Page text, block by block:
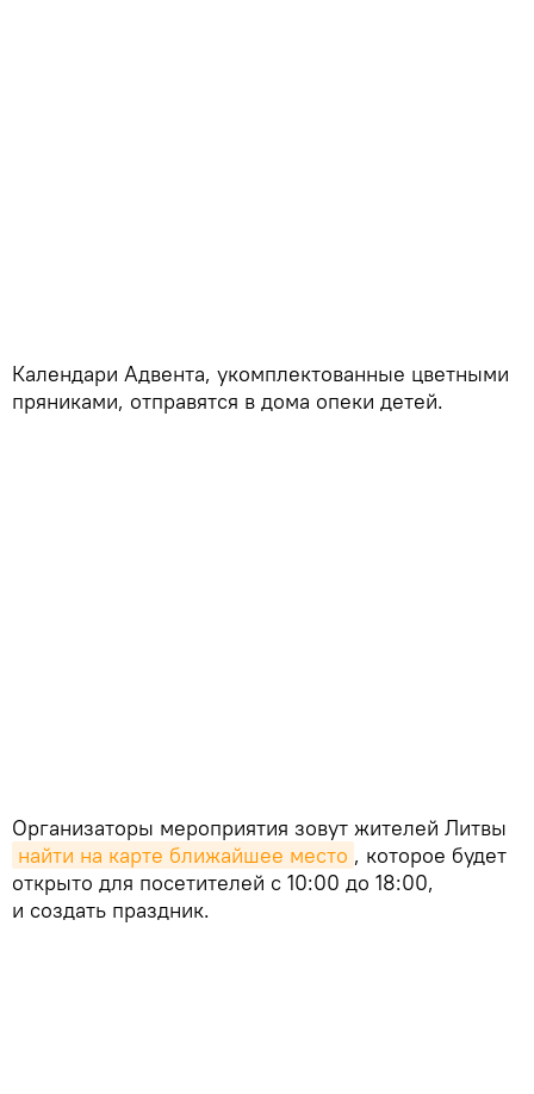
Календари Адвента, укомплектованные цветными
пряниками, отправятся в дома опеки детей.
Организаторы мероприятия зовут жителей Литвы
найти на карте ближайшее место , которое будет
открыто для посетителей с 10:00 до 18:00,
и создать праздник.